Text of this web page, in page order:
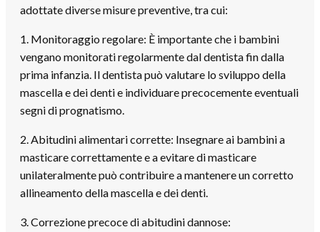
adottate diverse misure preventive, tra cui:
1. Monitoraggio regolare: È importante che i bambini
vengano monitorati regolarmente dal dentista fin dalla
prima infanzia. Il dentista può valutare lo sviluppo della
mascella e dei denti e individuare precocemente eventuali
segni di prognatismo.
2. Abitudini alimentari corrette: Insegnare ai bambini a
masticare correttamente e a evitare di masticare
unilateralmente può contribuire a mantenere un corretto
allineamento della mascella e dei denti.
3. Correzione precoce di abitudini dannose: